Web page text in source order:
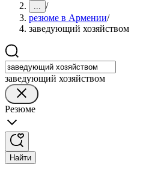
... /
резюме в Армении/
заведующий хозяйством
заведующий хозяйством
Резюме
Найти